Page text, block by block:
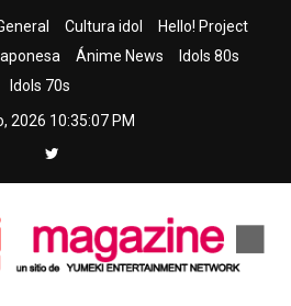
Cultura idol
Hello! Project
Ánime News
Idols 80s
Idols 70s
2026 10:35:08 PM